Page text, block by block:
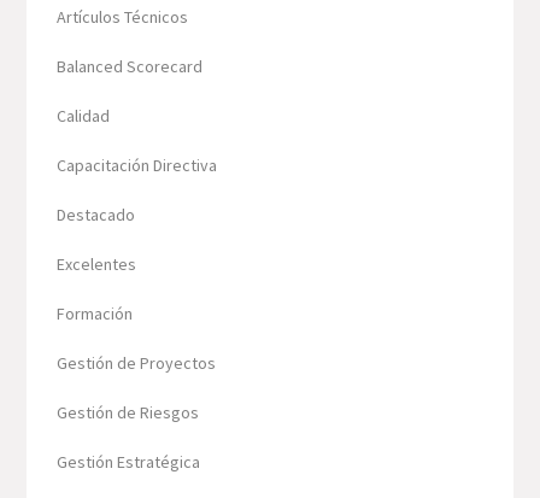
Artículos Técnicos
Balanced Scorecard
Calidad
Capacitación Directiva
Destacado
Excelentes
Formación
Gestión de Proyectos
Gestión de Riesgos
Gestión Estratégica